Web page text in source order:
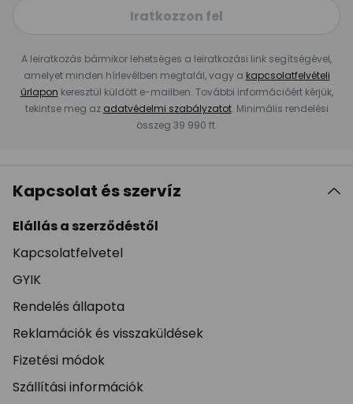
Iratkozzon fel
A leiratkozás bármikor lehetséges a leiratkozási link segítségével,
amelyet minden hírlevélben megtalál, vagy a kapcsolatfelvételi
űrlapon keresztül küldött e-mailben. További információért kérjük,
tekintse meg az adatvédelmi szabályzatot. Minimális rendelési
összeg 39 990 ft.
Kapcsolat és szervíz
Elállás a szerződéstől
Kapcsolatfelvetel
GYIK
Rendelés állapota
Reklamációk és visszaküldések
Fizetési módok
Szállítási információk